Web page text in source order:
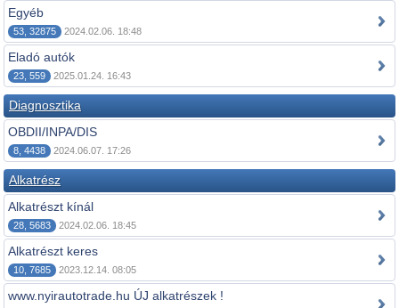
Egyéb
53, 32875 2024.02.06. 18:48
Eladó autók
23, 559 2025.01.24. 16:43
Diagnosztika
OBDII/INPA/DIS
8, 4438 2024.06.07. 17:26
Alkatrész
Alkatrészt kínál
28, 5683 2024.02.06. 18:45
Alkatrészt keres
10, 7685 2023.12.14. 08:05
www.nyirautotrade.hu ÚJ alkatrészek !